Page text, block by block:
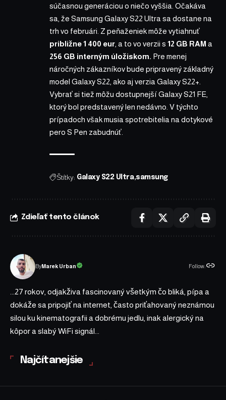
súčasnou generáciou o niečo vyššia. Očakáva
sa, že Samsung Galaxy S22 Ultra sa dostane na
trh vo februári. Z peňaženiek môže vytiahnuť
približne 1 400 eur , a to vo verzii s 12 GB RAM a
256 GB interným úložiskom. Pre menej
náročných zákazníkov bude pripravený základný
model Galaxy S22, ako aj verzia Galaxy S22+.
Vybrať si tiež môžu dostupnejší Galaxy S21 FE,
ktorý bol predstavený len nedávno . V týchto
prípadoch však musia spotrebitelia na dotykové
pero S Pen zabudnúť.
Štítky: Galaxy S22 Ultra samsung
Zdieľať tento článok
ByMarek Urban Follow:
...27 rokov, odjakživa fascinovaný všetkým čo bliká, pípa a
dokáže sa pripojiť na internet, často priťahovaný neznámou
silou ku kinematografii a dobrému jedlu, inak alergický na
kôpor a slabý WiFi signál...
Najčítanejšie